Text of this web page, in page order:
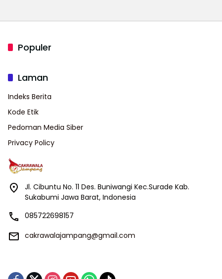
Populer
Laman
Indeks Berita
Kode Etik
Pedoman Media Siber
Privacy Policy
Jl. Cibuntu No. 11 Des. Buniwangi Kec.Surade Kab.
Sukabumi Jawa Barat, Indonesia
085722698157
cakrawalajampang@gmail.com